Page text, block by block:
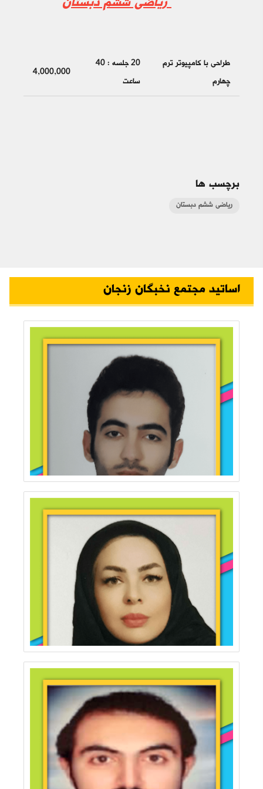
ریاضی ششم دبستان
طراحی با کامپیوتر ترم
چهارم
20 جلسه : 40
ساعت
4,000,000
برچسب ها
ریاضی ششم دبستان
اساتید مجتمع نخبگان زنجان